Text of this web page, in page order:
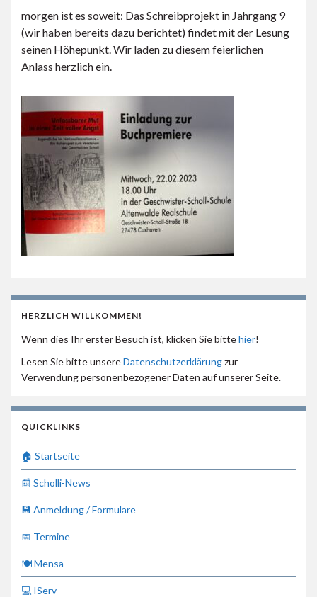
morgen ist es soweit: Das Schreibprojekt in Jahrgang 9
(wir haben bereits dazu berichtet) findet mit der Lesung
seinen Höhepunkt. Wir laden zu diesem feierlichen
Anlass herzlich ein.
HERZLICH WILLKOMMEN!
Wenn dies Ihr erster Besuch ist, klicken Sie bittehier!
Lesen Sie bitte unsereDatenschutzerklärungzur
Verwendung personenbezogener Daten auf unserer Seite.
QUICKLINKS
🏠 Startseite
📰 Scholli-News
💾 Anmeldung / Formulare
📅 Termine
🍽 Mensa
💻 IServ